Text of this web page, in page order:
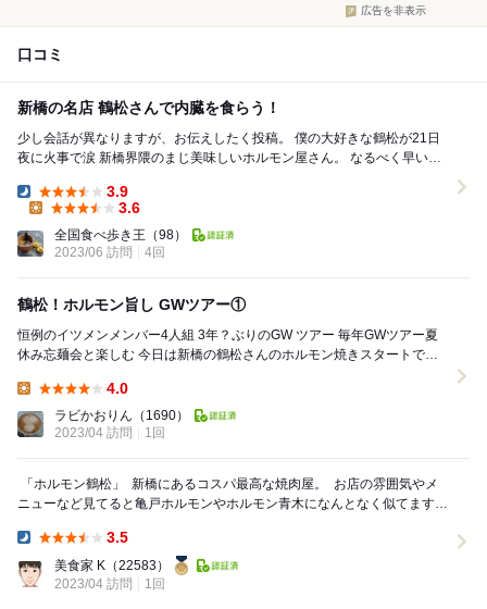
広告を非表示
口コミ
新橋の名店 鶴松さんで内臓を食らう！
少し会話が異なりますが、お伝えしたく投稿。 僕の大好きな鶴松が21日
夜に火事で涙 新橋界隈のまじ美味しいホルモン屋さん。 なるべく早い復
Dinner:
3.9
3.6
全国食べ歩き王 （98）
2023/06 訪問
4回
鶴松！ホルモン旨し GWツアー①
恒例のイツメンメンバー4人組 3年？ぶりのGW ツアー 毎年GWツアー夏
休み忘麺会と楽しむ 今日は新橋の鶴松さんのホルモン焼きスタートで
4.0
ラビかおりん （1690）
2023/04 訪問
1回
ニューなど見てると亀戸ホルモンやホルモン青木になんとなく似てます。
3.5
美食家 K （22583）
2023/04 訪問
1回